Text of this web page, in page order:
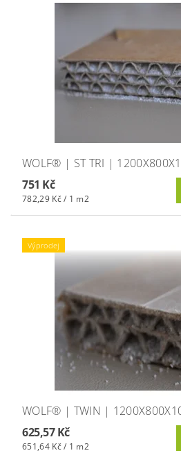
WOLF® | ST TRI |
751 Kč
782,29 Kč / 1 m2
Výprodej
WOLF® | TWIN |
625,57 Kč
651,64 Kč / 1 m2